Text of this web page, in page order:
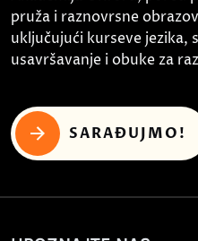
pruža i raznovrsne
uključujući kurseve jezika,
usavršavanje i obuke za
SARAĐUJMO!